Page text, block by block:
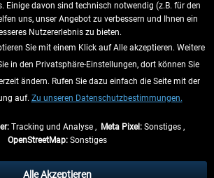
anders beschrieben.
Einige davon sind technisch notwendig (z.B. für den
uns, unser Angebot zu verbessern und Ihnen ein
Nutzererlebnis zu bieten.
Sie mit einem Klick auf Alle akzeptieren. Weitere
in den Privatsphäre-Einstellungen, dort können Sie
ändern. Rufen Sie dazu einfach die Seite mit der
auf. Zu unseren Datenschutzbestimmungen.
Tracking und Analyse , Meta Pixel:Sonstiges ,
OpenStreetMap: Sonstiges
Alle Akzeptieren